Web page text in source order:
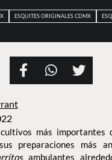
ESQUITES ORIGINALES CDMX
más importantes
preparaciones más
ambulantes